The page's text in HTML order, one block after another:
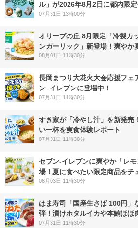
ル」が2026年8月2日に都内限
07月31日 13時00分
オリーブの丘 8月限定「冷製カ
ンガーリック」新登場！爽やか
08月01日 11時30分
長岡まつり大花火大会応援フェ
ン−イレブンに登場中！
07月31日 11時30分
すき家が「冷やし汁」を新発売
い一杯を実食体験レポート
07月31日 11時30分
セブン‐イレブンに爽やか「レ
場！夏に食べたい限定商品をチ
08月03日 11時30分
はま寿司「国産生さば 100円」
弾！漬けホタルイカや本鮪ほほ
07月31日 11時30分